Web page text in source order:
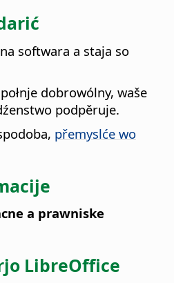
softwara a staja so
dobrowólny, waše
podpěruje.
přemyslće wo
a prawniske
LibreOffice